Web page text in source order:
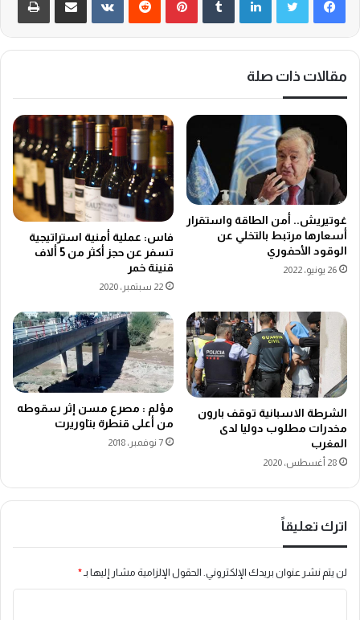
مقالات ذات صلة
غوتيريش.. أمن الطاقة واستقرار
أسعارها مرتبط بالتخلي عن
الوقود الأحفوري
26 يونيو، 2022
فاس: عملية أمنية استراتيجية
تسفر عن حجز أكثر من 5 ألاف
قنينة خمر
22 سبتمبر، 2020
الشرطة الاسبانية توقف بارون
مخدرات مطلوب دوليا لدى
المغرب
28 أغسطس، 2020
مؤلم : مصرع مسن إثر سقوطه
من أعلى قنطرة بتاوريرت
7 نوفمبر، 2018
اترك تعليقاً
لن يتم نشر عنوان بريدك الإلكتروني. الحقول الإلزامية مشار إليها بـ*